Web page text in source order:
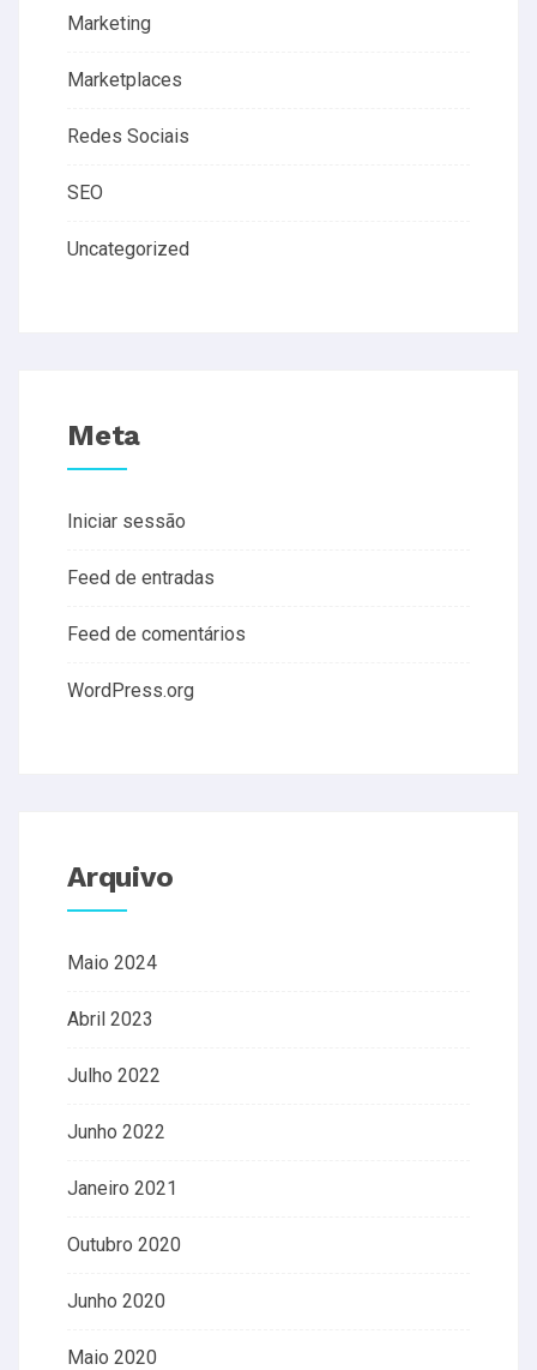
Marketing
Marketplaces
Redes Sociais
SEO
Uncategorized
Meta
Iniciar sessão
Feed de entradas
Feed de comentários
WordPress.org
Arquivo
Maio 2024
Abril 2023
Julho 2022
Junho 2022
Janeiro 2021
Outubro 2020
Junho 2020
Maio 2020